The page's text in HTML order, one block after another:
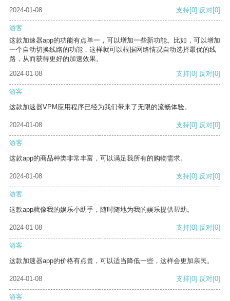
2024-01-08
支持[0] 反对[0]
游客
这款加速器app的功能有点单一，可以增加一些新功能。比如，可以增加
一个自动切换线路的功能，这样就可以根据网络情况自动选择最优的线
路，从而获得更好的加速效果。
2024-01-08
支持[0] 反对[0]
游客
这款加速器VPM应用程序已经为我们带来了无限的流畅体验。
2024-01-08 支持[0] 反对[0]
游客
这款app的商品种类非常丰富，可以满足我所有的购物需求。
2024-01-08 支持[0] 反对[0]
游客
这款app就像我的娱乐小助手，随时随地为我的娱乐提供帮助。
2024-01-08 支持[0] 反对[0]
游客
这款加速器app的价格有点贵，可以适当降低一些，这样会更加亲民。
2024-01-08 支持[0] 反对[0]
游客